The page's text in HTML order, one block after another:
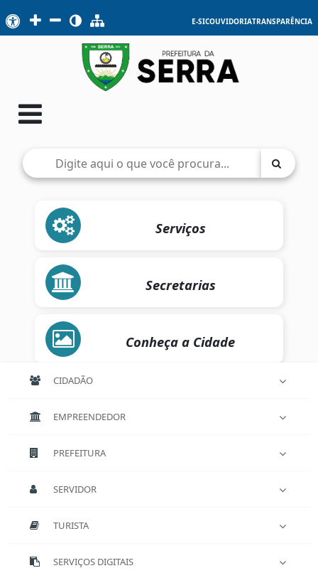
E-SICOUVIDORIATRANSPARÊNCIA
Serviços
Secretarias
Conheça a Cidade
CIDADÃO
EMPREENDEDOR
PREFEITURA
SERVIDOR
TURISTA
SERVIÇOS DIGITAIS